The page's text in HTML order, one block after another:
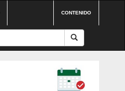
CONTENIDO